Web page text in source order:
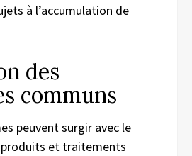
à l’accumulation de
des
communs
peuvent surgir avec le
et traitements